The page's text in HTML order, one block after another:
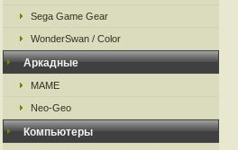
Sega Game Gear
WonderSwan / Color
Аркадные
MAME
Neo-Geo
Компьютеры